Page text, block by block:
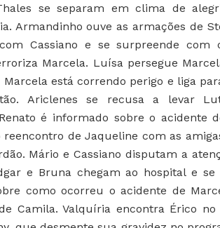
se separam em clima de
Armandinho ouve as armações de
Cassiano e se surpreende
Marcela. Luísa persegue
está correndo perigo e liga
Ariclenes se recusa a levar
é informado sobre o acidente
reencontro de Jaqueline com as
Mário e Cassiano disputam a
e Bruna chegam ao hospital e
como ocorreu o acidente de
Camila. Valquíria encontra Érico no